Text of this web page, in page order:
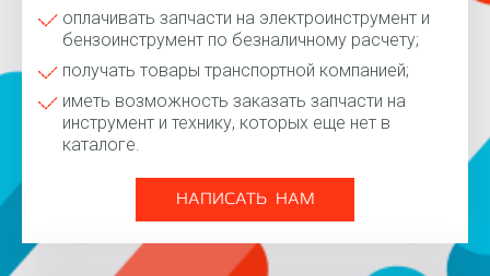
оплачивать запчасти на электроинструмент и
бензоинструмент по безналичному расчету;
получать товары транспортной компанией;
иметь возможность заказать запчасти на
инструмент и технику, которых еще нет в
каталоге.
НАПИСАТЬ НАМ